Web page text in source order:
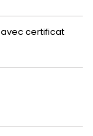
certificat